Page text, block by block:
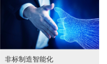
非标制造智能化